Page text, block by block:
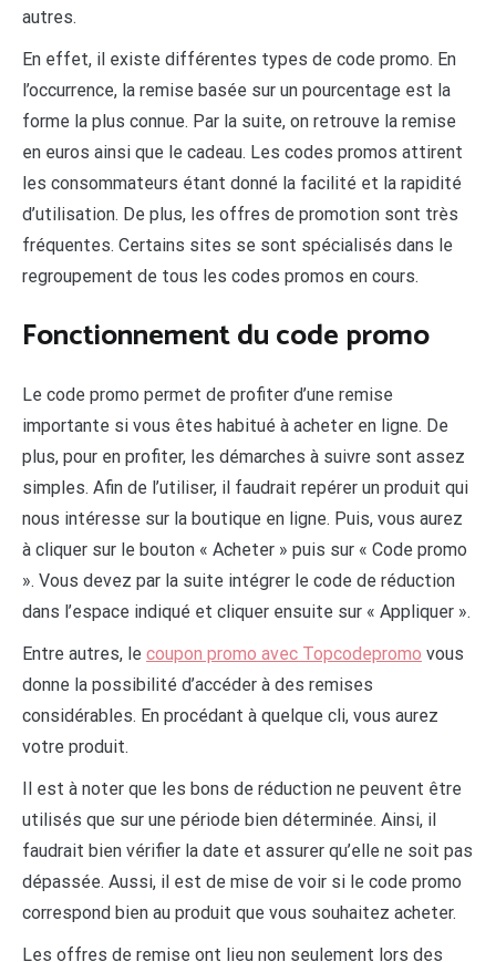
autres.
En effet, il existe différentes types de code promo. En
l’occurrence, la remise basée sur un pourcentage est la
forme la plus connue. Par la suite, on retrouve la remise
en euros ainsi que le cadeau. Les codes promos attirent
les consommateurs étant donné la facilité et la rapidité
d’utilisation. De plus, les offres de promotion sont très
fréquentes. Certains sites se sont spécialisés dans le
regroupement de tous les codes promos en cours.
Fonctionnement du code promo
Le code promo permet de profiter d’une remise
importante si vous êtes habitué à acheter en ligne. De
plus, pour en profiter, les démarches à suivre sont assez
simples. Afin de l’utiliser, il faudrait repérer un produit qui
nous intéresse sur la boutique en ligne. Puis, vous aurez
à cliquer sur le bouton « Acheter » puis sur « Code promo
». Vous devez par la suite intégrer le code de réduction
dans l’espace indiqué et cliquer ensuite sur « Appliquer ».
Entre autres, le coupon promo avec Topcodepromo vous
donne la possibilité d’accéder à des remises
considérables. En procédant à quelque cli, vous aurez
votre produit.
Il est à noter que les bons de réduction ne peuvent être
utilisés que sur une période bien déterminée. Ainsi, il
faudrait bien vérifier la date et assurer qu’elle ne soit pas
dépassée. Aussi, il est de mise de voir si le code promo
correspond bien au produit que vous souhaitez acheter.
Les offres de remise ont lieu non seulement lors des